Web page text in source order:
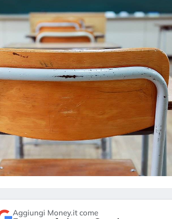
Aggiungi Money.it come
estreme alla
sta guidando il
di stanchezza
«La mia vita è
in preda al panico
della bolla AI
Kospi, mentre gli
30 luglio 2026